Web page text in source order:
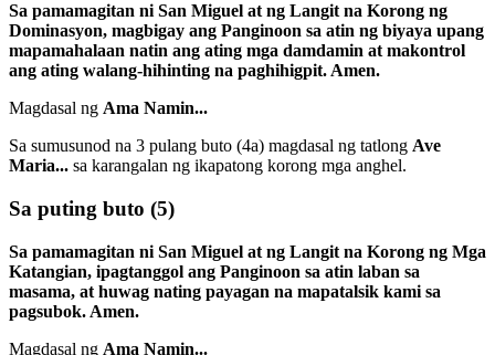
Sa pamamagitan ni San Miguel at ng Langit na Korong ng
Dominasyon, magbigay ang Panginoon sa atin ng biyaya upang
mapamahalaan natin ang ating mga damdamin at makontrol
ang ating walang-hihinting na paghihigpit. Amen.
Magdasal ng Ama Namin...
Sa sumusunod na 3 pulang buto (4a) magdasal ng tatlong Ave
Maria... sa karangalan ng ikapatong korong mga anghel.
Sa puting buto (5)
Sa pamamagitan ni San Miguel at ng Langit na Korong ng Mga
Katangian, ipagtanggol ang Panginoon sa atin laban sa
masama, at huwag nating payagan na mapatalsik kami sa
pagsubok. Amen.
Magdasal ng Ama Namin...